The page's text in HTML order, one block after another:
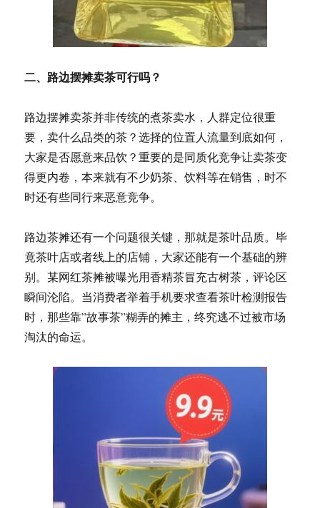
二、路边摆摊卖茶可行吗？
路边摆摊卖茶并非传统的煮茶卖水，人群定位很重
要，卖什么品类的茶？选择的位置人流量到底如何，
大家是否愿意来品饮？重要的是同质化竞争让卖茶变
得更内卷，本来就有不少奶茶、饮料等在销售，时不
时还有些同行来恶意竞争。
路边茶摊还有一个问题很关键，那就是茶叶品质。毕
竟茶叶店或者线上的店铺，大家还能有一个基础的辨
别。某网红茶摊被曝光用香精茶冒充古树茶，评论区
瞬间沦陷。当消费者举着手机要求查看茶叶检测报告
时，那些靠”故事茶”糊弄的摊主，终究逃不过被市场
淘汰的命运。